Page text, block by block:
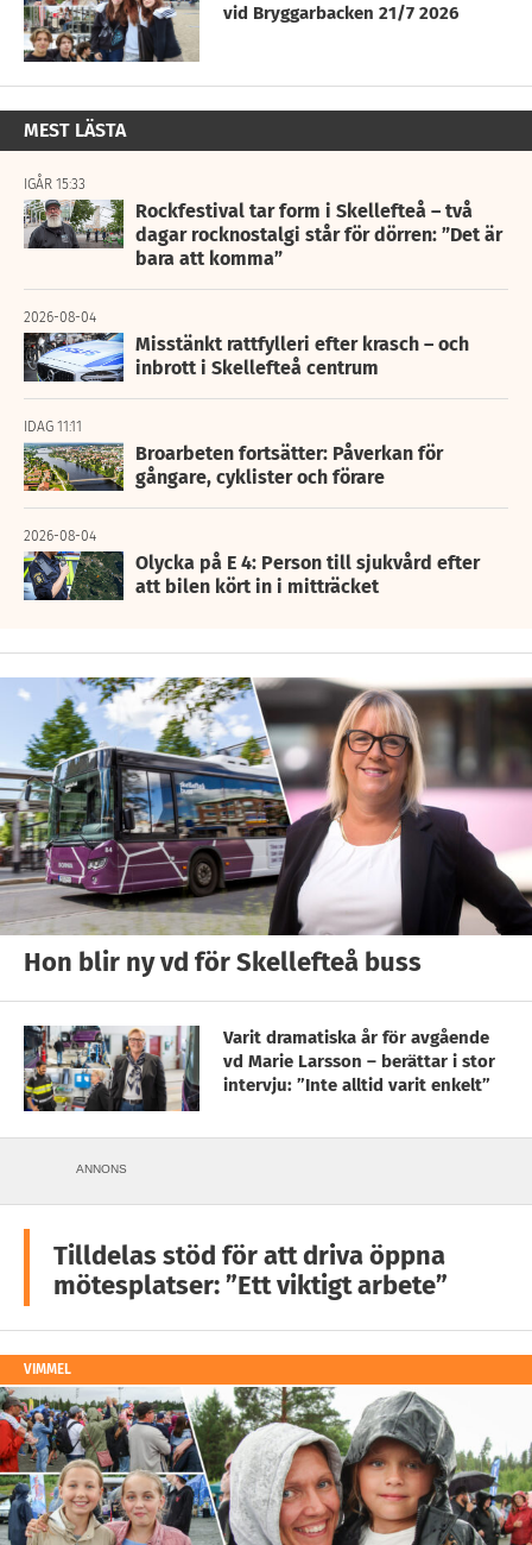
vid Bryggarbacken 21/7 2026
MEST LÄSTA
IGÅR 15:33
Rockfestival tar form i Skellefteå – två
dagar rocknostalgi står för dörren: ”Det är
bara att komma”
2026-08-04
Misstänkt rattfylleri efter krasch – och
inbrott i Skellefteå centrum
IDAG 11:11
Broarbeten fortsätter: Påverkan för
gångare, cyklister och förare
2026-08-04
Olycka på E 4: Person till sjukvård efter
att bilen kört in i mitträcket
Hon blir ny vd för Skellefteå buss
Varit dramatiska år för avgående
vd Marie Larsson – berättar i stor
intervju: ”Inte alltid varit enkelt”
ANNONS
Tilldelas stöd för att driva öppna
mötesplatser: ”Ett viktigt arbete”
VIMMEL